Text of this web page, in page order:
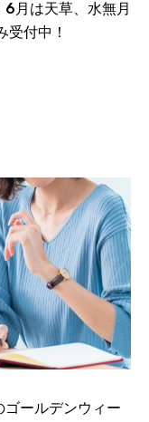
月は天草、水無月
受付中！
ールデンウィー